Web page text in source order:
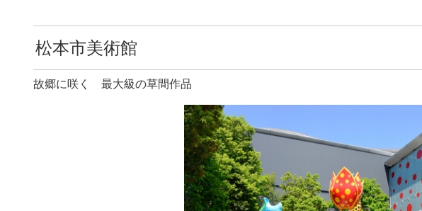
松本市美術館
故郷に咲く 最大級の草間作品